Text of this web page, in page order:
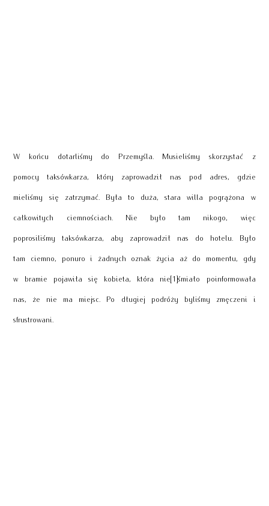
W końcu dotarliśmy do Przemyśla. Musieliśmy skorzystać z
pomocy taksówkarza, który zaprowadził nas pod adres, gdzie
mieliśmy się zatrzymać. Była to duża, stara willa pogrążona w
całkowitych ciemnościach. Nie było tam nikogo, więc
poprosiliśmy taksówkarza, aby zaprowadził nas do hotelu. Było
tam ciemno, ponuro i żadnych oznak życia aż do momentu, gdy
w bramie pojawiła się kobieta, która nie[1]śmiało poinformowała
nas, że nie ma miejsc. Po długiej podróży byliśmy zmęczeni i
sfrustrowani.